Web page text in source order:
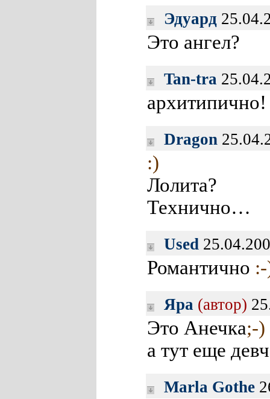
Эдуард
Это ангел?
Tan-tra
Dragon
:)
Лолита?
Технично…
Used
Романтично
Яра (автор)
Это Анечка;-)
а тут еще
Marla Gothe